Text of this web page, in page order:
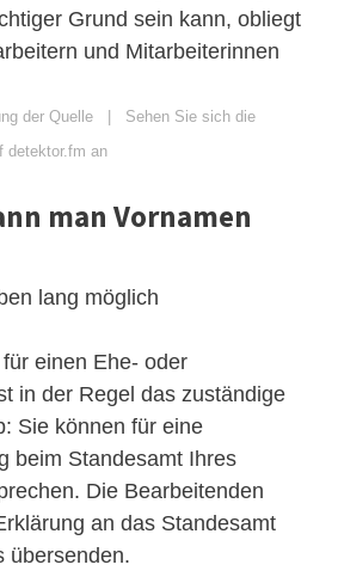
Grund sein kann, obliegt
und Mitarbeiterinnen
der Quelle | Sehen Sie sich die
detektor.fm an
man Vornamen
lang möglich
einen Ehe- oder
in der Regel das zuständige
Sie können für eine
beim Standesamt Ihres
Die Bearbeitenden
an das Standesamt
übersenden.